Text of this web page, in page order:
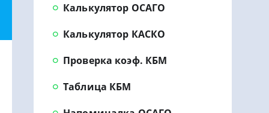
Калькулятор ОСАГО
Калькулятор КАСКО
Проверка коэф. КБМ
Таблица КБМ